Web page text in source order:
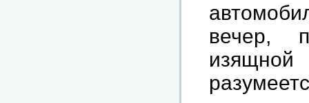
вечер,